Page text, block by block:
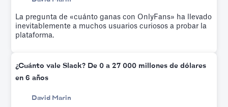
La pregunta de «cuánto ganas con OnlyFans» ha llevado
inevitablemente a muchos usuarios curiosos a probar la
plataforma.
¿Cuánto vale Slack? De 0 a 27 000 millones de dólares
en 6 años
David Marin